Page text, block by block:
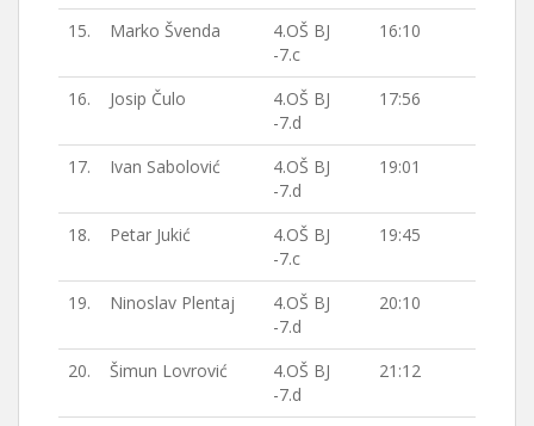
15. Marko Švenda
4.OŠ BJ
-7.c
16:10
16. Josip Čulo
4.OŠ BJ
-7.d
17:56
17. Ivan Sabolović
4.OŠ BJ
-7.d
19:01
18. Petar Jukić
4.OŠ BJ
-7.c
19:45
19. Ninoslav Plentaj
4.OŠ BJ
-7.d
20:10
20. Šimun Lovrović
4.OŠ BJ
-7.d
21:12